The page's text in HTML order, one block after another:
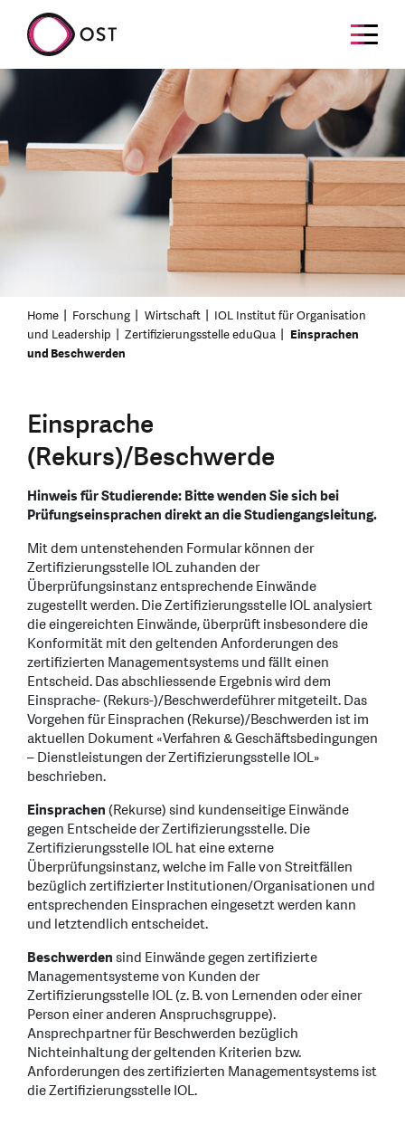
Home Forschung Wirtschaft
IOL Institut für Organisation
und Leadership
Zertifizierungsstelle eduQua
Einsprachen
und Beschwerden
Einsprache
(Rekurs)/Beschwerde
Hinweis für Studierende: Bitte wenden Sie sich bei
Prüfungseinsprachen direkt an die Studiengangsleitung.
Mit dem untenstehenden Formular können der
Zertifizierungsstelle IOL zuhanden der
Überprüfungsinstanz entsprechende Einwände
zugestellt werden. Die Zertifizierungsstelle IOL analysiert
die eingereichten Einwände, überprüft insbesondere die
Konformität mit den geltenden Anforderungen des
zertifizierten Managementsystems und fällt einen
Entscheid. Das abschliessende Ergebnis wird dem
Einsprache- (Rekurs-)/Beschwerdeführer mitgeteilt. Das
Vorgehen für Einsprachen (Rekurse)/Beschwerden ist im
aktuellen Dokument «Verfahren & Geschäftsbedingungen
– Dienstleistungen der Zertifizierungsstelle IOL»
beschrieben.
Einsprachen(Rekurse) sind kundenseitige Einwände
gegen Entscheide der Zertifizierungsstelle. Die
Zertifizierungsstelle IOL hat eine externe
Überprüfungsinstanz, welche im Falle von Streitfällen
bezüglich zertifizierter Institutionen/Organisationen und
entsprechenden Einsprachen eingesetzt werden kann
und letztendlich entscheidet.
Beschwerdensind Einwände gegen zertifizierte
Managementsysteme von Kunden der
Zertifizierungsstelle IOL (z. B. von Lernenden oder einer
Person einer anderen Anspruchsgruppe).
Ansprechpartner für Beschwerden bezüglich
Nichteinhaltung der geltenden Kriterien bzw.
Anforderungen des zertifizierten Managementsystems ist
die Zertifizierungsstelle IOL.